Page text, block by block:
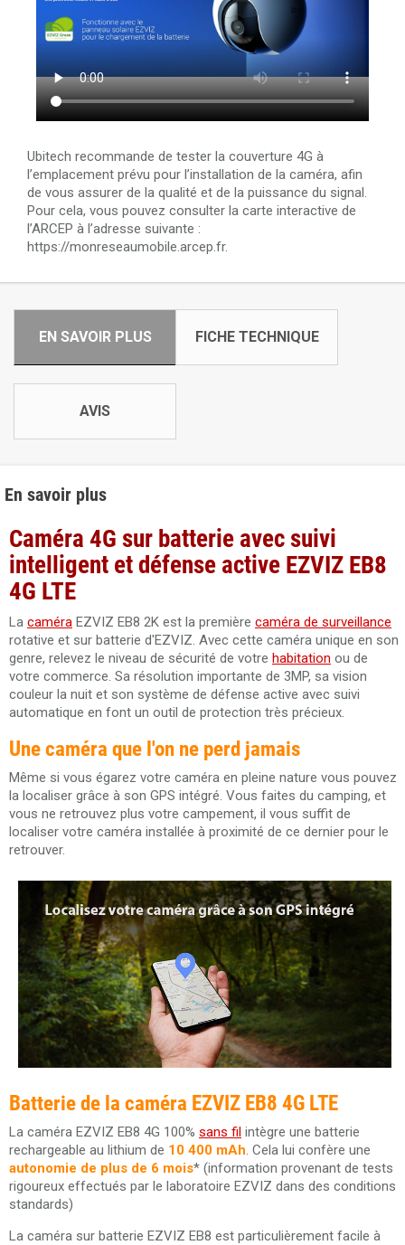
Ubitech recommande de tester la couverture 4G à
l’emplacement prévu pour l’installation de la caméra, afin
de vous assurer de la qualité et de la puissance du signal.
Pour cela, vous pouvez consulter la carte interactive de
l’ARCEP à l’adresse suivante :
https://monreseaumobile.arcep.fr.
EN SAVOIR PLUS FICHE TECHNIQUE
AVIS
En savoir plus
Caméra 4G sur batterie avec suivi
intelligent et défense active EZVIZ EB8
4G LTE
La caméra EZVIZ EB8 2K est la première caméra de surveillance
rotative et sur batterie d'EZVIZ. Avec cette caméra unique en son
genre, relevez le niveau de sécurité de votre habitation ou de
votre commerce. Sa résolution importante de 3MP, sa vision
couleur la nuit et son système de défense active avec suivi
automatique en font un outil de protection très précieux.
Une caméra que l'on ne perd jamais
Même si vous égarez votre caméra en pleine nature vous pouvez
la localiser grâce à son GPS intégré. Vous faites du camping, et
vous ne retrouvez plus votre campement, il vous suffit de
localiser votre caméra installée à proximité de ce dernier pour le
retrouver.
Batterie de la caméra EZVIZ EB8 4G LTE
La caméra EZVIZ EB8 4G 100% sans fil intègre une batterie
rechargeable au lithium de 10 400 mAh. Cela lui confère une
autonomie de plus de 6 mois* (information provenant de tests
rigoureux effectués par le laboratoire EZVIZ dans des conditions
standards)
La caméra sur batterie EZVIZ EB8 est particulièrement facile à